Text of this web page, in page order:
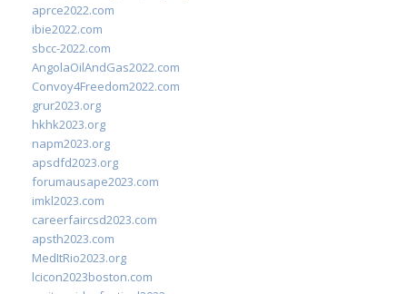
aprce2022.com
ibie2022.com
sbcc-2022.com
AngolaOilAndGas2022.com
Convoy4Freedom2022.com
grur2023.org
hkhk2023.org
napm2023.org
apsdfd2023.org
forumausape2023.com
imkl2023.com
careerfaircsd2023.com
apsth2023.com
MedItRio2023.org
lcicon2023boston.com